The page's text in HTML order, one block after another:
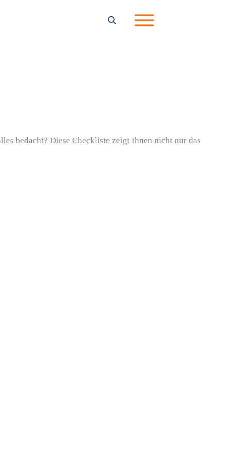
bedacht? Diese Checkliste zeigt Ihnen nicht nur das